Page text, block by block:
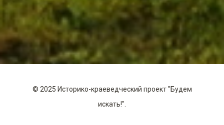
© 2025 Историко-краеведческий проект "Будем
искать!".